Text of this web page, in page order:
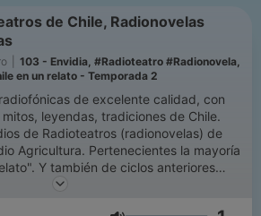
de Chile, Radionovelas
103 - Envidia, #Radioteatro #Radionovela,
en un relato - Temporada 2
de excelente calidad, con
leyendas, tradiciones de Chile.
de Radioteatros (radionovelas) de
Agricultura. Pertenecientes la mayoría
Y también de ciclos anteriores
"Historias fantásticas".